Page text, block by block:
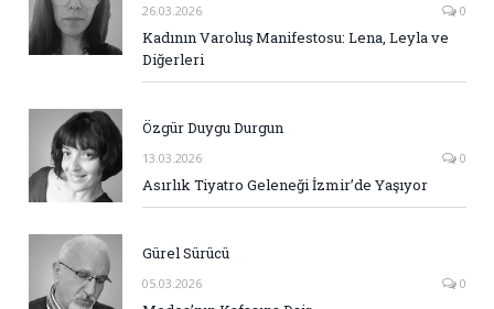
26.03.2026 0
Kadının Varoluş Manifestosu: Lena, Leyla ve
Diğerleri
Özgür Duygu Durgun
13.03.2026 0
Asırlık Tiyatro Geleneği İzmir’de Yaşıyor
Gürel Sürücü
05.03.2026 0